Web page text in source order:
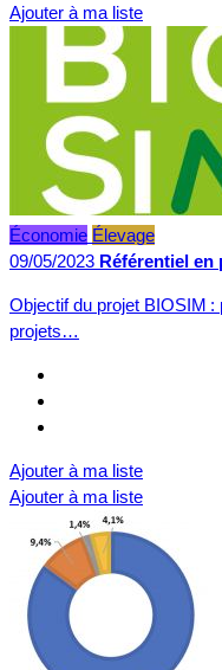
Ajouter à ma liste
Économie Élevage
09/05/2023 Référentiel
Objectif du projet BIOSIM
projets…
Ajouter à ma liste
Ajouter à ma liste